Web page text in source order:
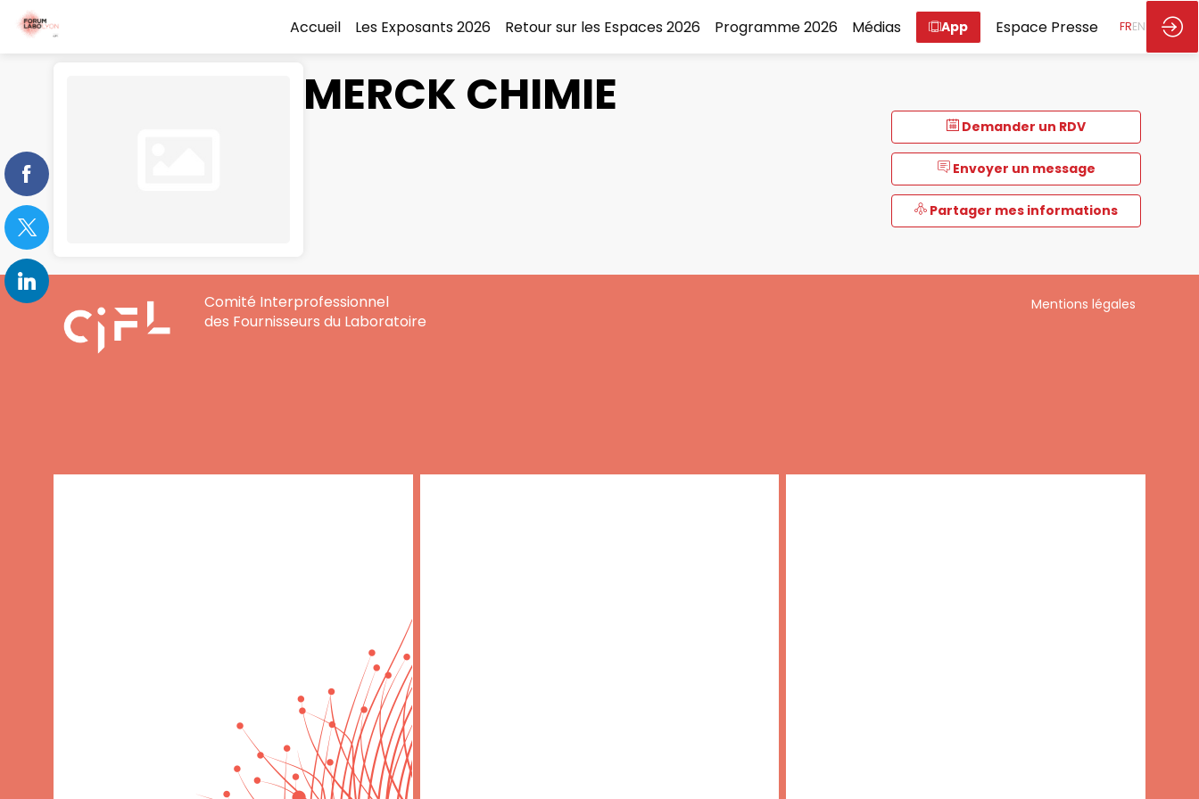
Accueil Les Exposants 2026 Retour sur les Espaces 2026 Programme 2026 Médias App Espace Presse FREN
Demander un RDV
Envoyer un message
Partager mes informations
MERCK CHIMIE
Comité Interprofessionnel
des Fournisseurs du Laboratoire
Mentions légales